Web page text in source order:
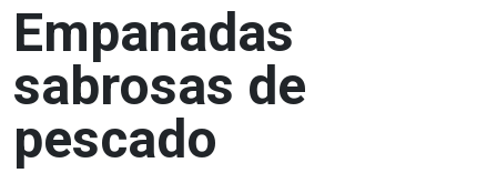
Empanadas
sabrosas de
pescado